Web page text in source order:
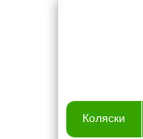
Коляски